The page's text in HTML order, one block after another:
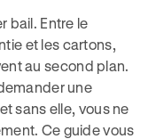
bail. Entre le
et les cartons,
au second plan.
une
sans elle, vous ne
Ce guide vous